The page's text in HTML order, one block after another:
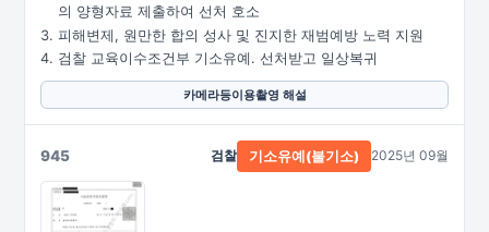
의 양형자료 제출하여 선처 호소
피해변제, 원만한 합의 성사 및 진지한 재범예방 노력 지원
검찰 교육이수조건부 기소유예. 선처받고 일상복귀
카메라등이용촬영 해설
945 검찰 기소유예(불기소) 2025년 09월